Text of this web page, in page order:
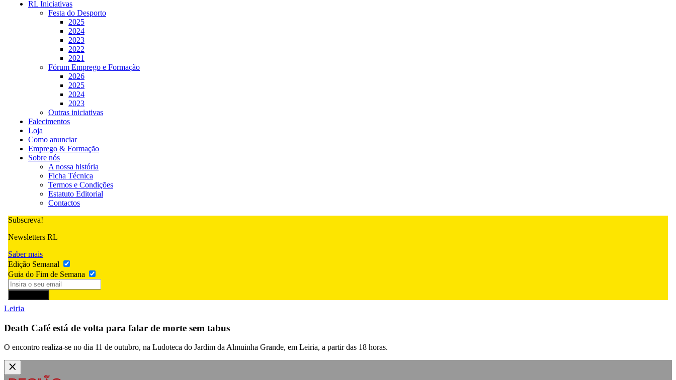
RL Iniciativas
Festa do Desporto
2025
2024
2023
2022
2021
Fórum Emprego e Formação
2026
2025
2024
2023
Outras iniciativas
Falecimentos
Loja
Como anunciar
Emprego & Formação
Sobre nós
A nossa história
Ficha Técnica
Termos e Condições
Estatuto Editorial
Contactos
Subscreva!
Newsletters RL
Saber mais
Edição Semanal
Guia do Fim de Semana
Leiria
Death Café está de volta para falar de morte sem tabus
O encontro realiza-se no dia 11 de outubro, na Ludoteca do Jardim da Almuinha Grande, em Leiria, a partir das 18 horas.